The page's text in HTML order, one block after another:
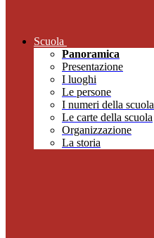
Scuola
Panoramica
Presentazione
I luoghi
Le persone
I numeri della scuola
Le carte della scuola
Organizzazione
La storia